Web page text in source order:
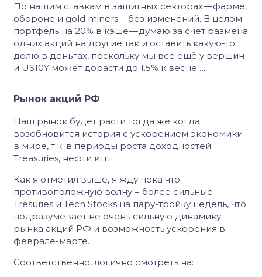
По нашим ставкам в защитных секторах — фарме,
обороне и gold miners — без изменений. В целом
портфель на 20% в кэше — думаю за счет размена
одних акций на другие так и оставить какую-то
долю в деньгах, поскольку мы все ещё у вершин
и US10Y может дорасти до 1.5% к весне….
Рынок акций РФ
Наш рынок будет расти тогда же когда
возобновится история с ускорением экономики
в мире, т.к. в периоды роста доходностей
Treasuries, нефти итп
Как я отметил выше, я жду пока что
противоположную волну = более сильные
Tresuries и Tech Stocks на пару-тройку недель, что
подразумевает не очень сильную динамику
рынка акций РФ и возможность ускорения в
феврале-марте.
Соответственно, логично смотреть на: